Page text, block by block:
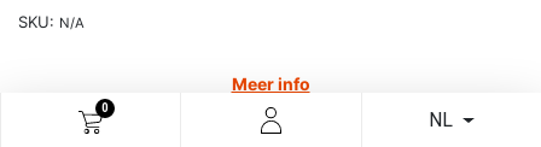
0
NL
SKU: N/A
Meer info
54,55